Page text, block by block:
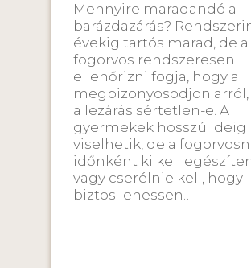
Mennyire maradandó a
barázdazárás?
évekig tartós marad, de a
fogorvos rendszeresen
ellenőrizni fogja, hogy a
megbizonyosodjon
a lezárás sértetlen-e. A
gyermekek hosszú ideig
viselhetik, de a
időnként ki kell
vagy cserélnie kell, hogy
biztos lehessen…